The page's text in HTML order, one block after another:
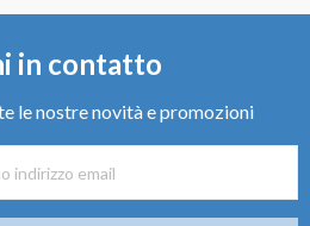
in contatto
le nostre novità e promozioni